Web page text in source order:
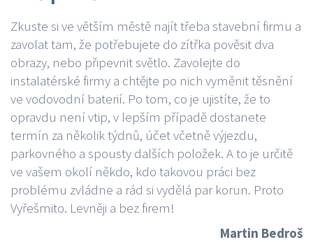
Zkuste si ve větším městě najít třeba stavební firmu a
zavolat tam, že potřebujete do zítřka pověsit dva
obrazy, nebo připevnit světlo. Zavolejte do
instalatérské firmy a chtějte po nich vyměnit těsnění
ve vodovodní baterií. Po tom, co je ujistíte, že to
opravdu není vtip, v lepším případě dostanete
termín za několik týdnů, účet včetně výjezdu,
parkovného a spousty dalších položek. A to je určitě
ve vašem okolí někdo, kdo takovou práci bez
problému zvládne a rád si vydělá par korun. Proto
Vyřešmito. Levněji a bez firem!
Martin Bedroš